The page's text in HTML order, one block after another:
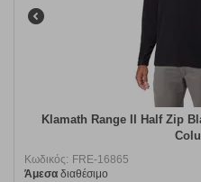
Klamath Range II Half Zip
Κωδικός: FRE-16865
Άμεσα διαθέσιμο